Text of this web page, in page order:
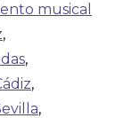
musical
,
,
,
,